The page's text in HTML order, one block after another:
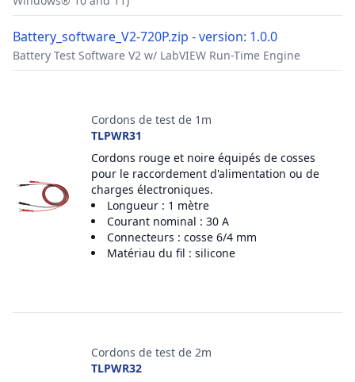
Battery_software_V2-720P.zip - version: 1.0.0
Battery Test Software V2 w/ LabVIEW Run-Time Engine
Cordons de test de 1m
TLPWR31
Cordons rouge et noire équipés de cosses
pour le raccordement d'alimentation ou de
charges électroniques.
Longueur : 1 mètre
Courant nominal : 30 A
Connecteurs : cosse 6/4 mm
Matériau du fil : silicone
Cordons de test de 2m
TLPWR32